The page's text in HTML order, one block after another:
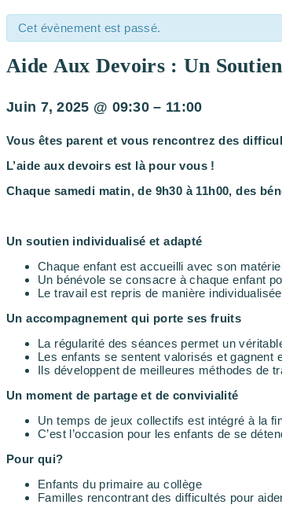
Cet évènement est passé.
Aide Aux Devoirs : Un
Juin 7, 2025 @ 09:30– 11:00
Vous êtes parent et vous rencontrez des
L’aide aux devoirs est là pour vous !
Chaque samedi matin, de 9h30 à 11h00, des
Un soutien individualisé et adapté
Chaque enfant est accueilli avec son
Un bénévole se consacre à chaque enfant
Le travail est repris de manière
Un accompagnement qui porte ses fruits
La régularité des séances permet un
Les enfants se sentent valorisés et gagnent
Ils développent de meilleures méthodes de
Un moment de partage et de convivialité
Un temps de jeux collectifs est intégré à la
C’est l’occasion pour les enfants de se
Pour qui?
Enfants du primaire au collège
Familles rencontrant des difficultés pour